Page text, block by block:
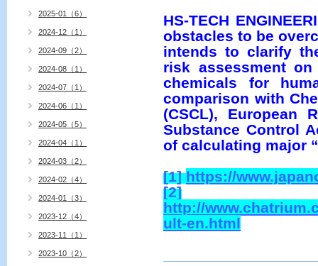
HS-TECH
obstacles to be
intends to clarify
risk assessment
chemicals for
comparison with
(CSCL), European
Substance Control
of calculating major
[1]https://
[2]
http://
ult-en.html
2025-01（6）
2024-12（1）
2024-09（2）
2024-08（1）
2024-07（1）
2024-06（1）
2024-05（5）
2024-04（1）
2024-03（2）
2024-02（4）
2024-01（3）
2023-12（4）
2023-11（1）
2023-10（2）